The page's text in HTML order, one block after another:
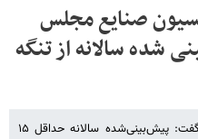
صنایع مجلس
شده سالانه از تنگه
طاهری، عضو کمیسیون صنایع مجلس گفت: پیش‌بینی‌شده سالانه حداقل ۱۵